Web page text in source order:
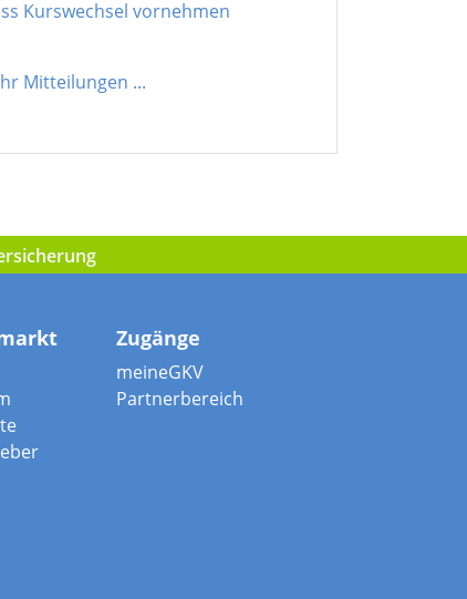
Kurswechsel vornehmen
Mitteilungen ...
Zugänge
meineGKV
Partnerbereich